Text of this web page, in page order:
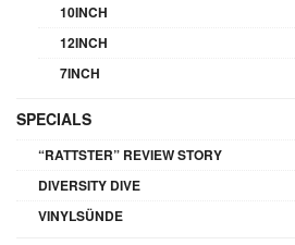
10INCH
12INCH
7INCH
SPECIALS
“RATTSTER” REVIEW STORY
DIVERSITY DIVE
VINYLSÜNDE